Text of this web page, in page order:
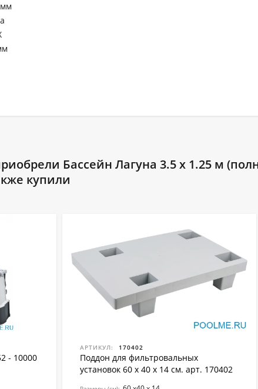
Бассейн Лагуна 3.5 х 1.25 м
купили
- 10000
АРТИКУЛ: 170402
Поддон для фильтровальных
установок 60 x 40 x 14 см. арт. 170402